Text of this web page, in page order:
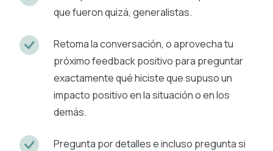
que fueron quizá, generalistas.
Retoma la conversación, o aprovecha tu
próximo feedback positivo para preguntar
exactamente qué hiciste que supuso un
impacto positivo en la situación o en los
demás.
Pregunta por detalles e incluso pregunta si